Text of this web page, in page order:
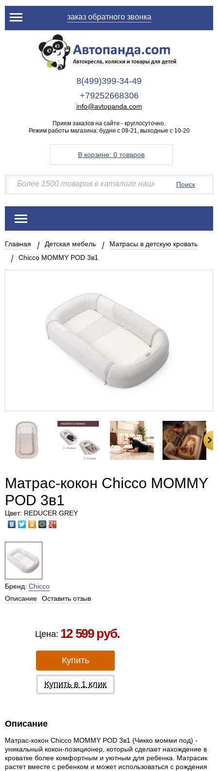
заказ обратного звонка
8(499)399-34-49
+79252668306
info@avtopanda.com
Прием заказов на сайте - круглосуточно.
Режим работы магазина: будни с 09-21, выходные с 10-20
В корзине: 0 товаров
Поиск
Главная Детская мебель
Матрасы в детскую кровать
Chicco MOMMY POD 3в1
Матрас-кокон Chicco MOMMY
POD 3в1
Цвет: REDUCER GREY
Бренд: Chicco
Описание
Оставить отзыв
Цена: 12 599 руб.
Купить
Купить в 1 клик
Описание
Матрас-кокон Chicco MOMMY POD 3в1 (Чикко момми под) -
уникальный кокон-позиционер, который сделает нахождение в
кроватке более комфортным и уютным для ребенка. Матрасик
растет вместе с ребенком и может использоваться с рождения